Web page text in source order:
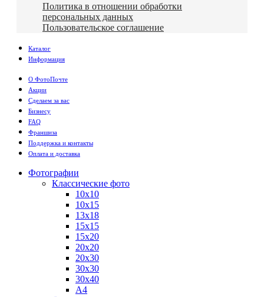
Политика в отношении обработки
персональных данных
Пользовательское соглашение
Каталог
Информация
О ФотоПочте
Акции
Сделаем за вас
Бизнесу
FAQ
Франшиза
Поддержка и контакты
Оплата и доставка
Фотографии
Классические фото
10х10
10х15
13х18
15х15
15х20
20х20
20х30
30х30
30х40
А4